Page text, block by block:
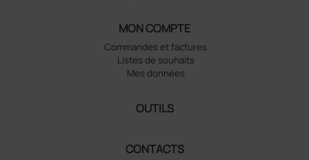
MON COMPTE
Commandes et factures
Listes de souhaits
Mes données
OUTILS
CONTACTS